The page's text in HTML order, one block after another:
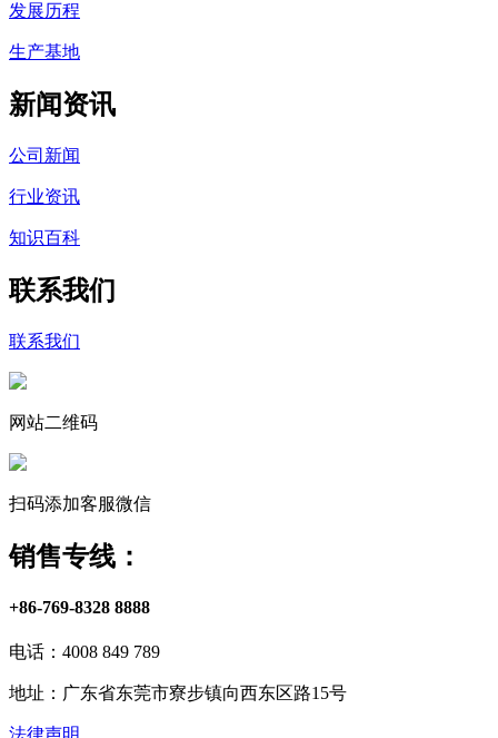
发展历程
生产基地
新闻资讯
公司新闻
行业资讯
知识百科
联系我们
联系我们
网站二维码
扫码添加客服微信
销售专线：
+86-769-8328 8888
电话：4008 849 789
地址：广东省东莞市寮步镇向西东区路15号